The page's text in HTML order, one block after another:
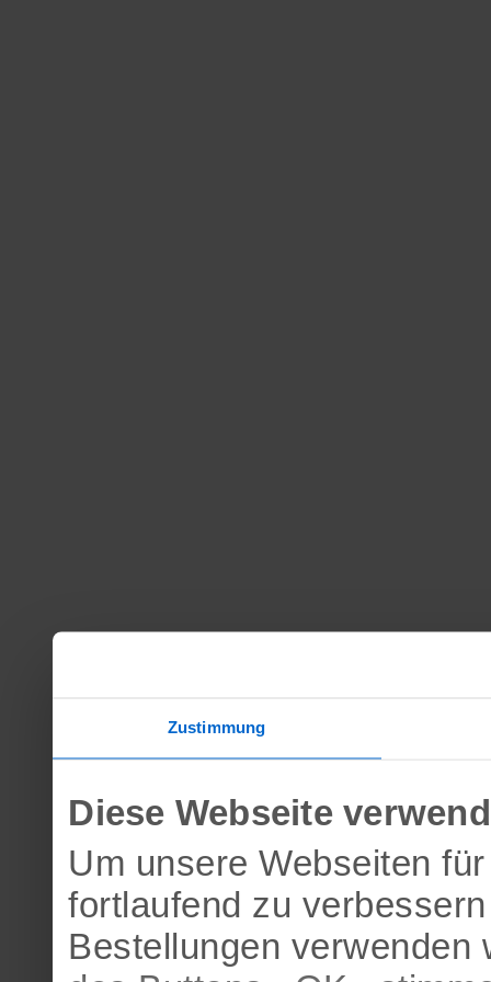
Zustimmung
Diese Webseite
Um unsere Webseiten
fortlaufend zu
Bestellungen